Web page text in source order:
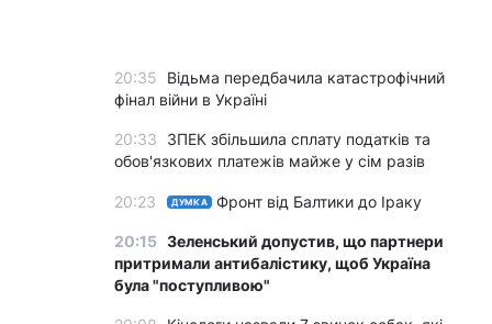
20:35
Відьма передбачила катастрофічний
фінал війни в Україні
20:33
ЗПЕК збільшила сплату податків та
обов'язкових платежів майже у сім разів
20:23 ДУМКА Фронт від Балтики до Іраку
20:15 Зеленський допустив, що партнери
притримали антибалістику, щоб Україна
була "поступливою"